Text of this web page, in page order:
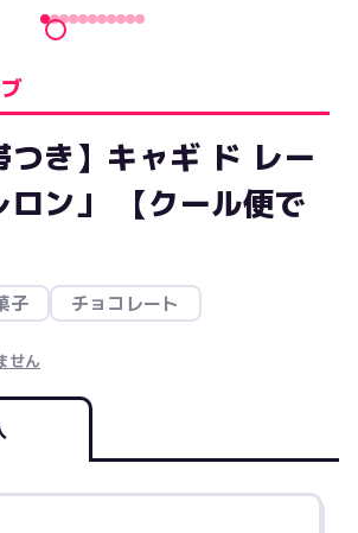
つき】キャギ ド レー
ロン」 【クール便で
子 チョコレート
せん